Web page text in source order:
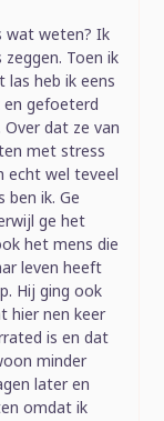
wat weten? Ik
Toen ik
las heb ik eens
gefoeterd
dat ze van
met stress
echt wel teveel
ben ik. Ge
ge het
het mens die
leven heeft
Hij ging ook
hier nen keer
is en dat
minder
later en
omdat ik